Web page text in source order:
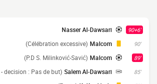
90+6'
Nasser Al-Dawsari
90'
Malcom
(Célébration excessive)
89'
Malcom
(P.D S. Milinković-Savić)
85'
Salem Al-Dawsari
- decision : Pas de but)